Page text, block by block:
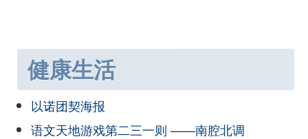
健康生活
以诺团契海报
语文天地游戏第二三一则 ——南腔北调